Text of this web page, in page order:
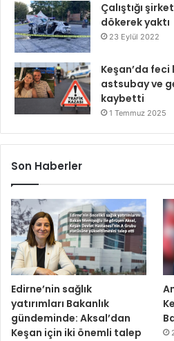
Çalıştığı
dökerek yaktı
23 Eylül 2022
Keşan’da
astsubay ve
kaybetti
1 Temmuz 2025
Son Haberler
Edirne’nin sağlık
yatırımları Bakanlık
gündeminde: Aksal’dan
Keşan için iki önemli talep